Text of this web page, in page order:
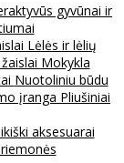
gyvūnai ir
Lėlės ir lėlių
Mokykla
Nuotoliniu būdu
įranga Pliušiniai
aksesuarai